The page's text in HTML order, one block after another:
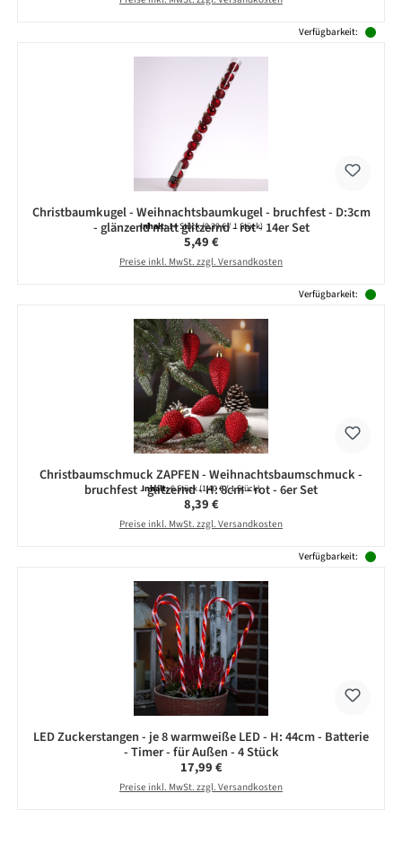
Verfügbarkeit:
Christbaumkugel - Weihnachtsbaumkugel - bruchfest - D:3cm
- glänzend matt glitzernd - rot - 14er Set
Inhalt:14 Stück(0,39 € / 1 Stück)
Regulärer Preis:
5,49 €
Preise inkl. MwSt. zzgl. Versandkosten
Verfügbarkeit:
Christbaumschmuck ZAPFEN - Weihnachtsbaumschmuck -
bruchfest - glitzernd - H: 8cm - rot - 6er Set
Inhalt:6 Stück(1,40 € / 1 Stück)
Regulärer Preis:
8,39 €
Preise inkl. MwSt. zzgl. Versandkosten
Verfügbarkeit:
LED Zuckerstangen - je 8 warmweiße LED - H: 44cm - Batterie
- Timer - für Außen - 4 Stück
Regulärer Preis:
17,99 €
Preise inkl. MwSt. zzgl. Versandkosten